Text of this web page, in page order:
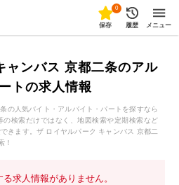
0
保存 履歴 メニュー
ャンバス 京都二条のアル
トの求人情報
の人気バイト・アルバイト・パートを探すなら
検索だけではなく、地図検索や定期検索など
きます。ザ ロイヤルパーク キャンバス 京都二
！
求人情報がありません。